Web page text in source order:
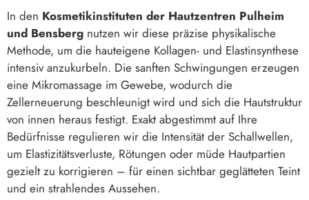
In den Kosmetikinstituten der Hautzentren Pulheim
und Bensberg nutzen wir diese präzise physikalische
Methode, um die hauteigene Kollagen- und Elastinsynthese
intensiv anzukurbeln. Die sanften Schwingungen erzeugen
eine Mikromassage im Gewebe, wodurch die
Zellerneuerung beschleunigt wird und sich die Hautstruktur
von innen heraus festigt. Exakt abgestimmt auf Ihre
Bedürfnisse regulieren wir die Intensität der Schallwellen,
um Elastizitätsverluste, Rötungen oder müde Hautpartien
gezielt zu korrigieren – für einen sichtbar geglätteten Teint
und ein strahlendes Aussehen.